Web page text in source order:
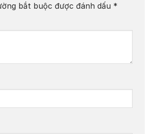
bắt buộc được đánh dấu *